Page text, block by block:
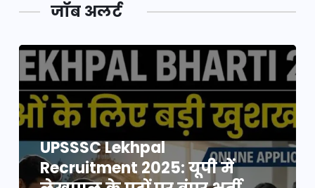
जॉब अलर्ट
UPSSSC Lekhpal
Recruitment 2025: यूपी में